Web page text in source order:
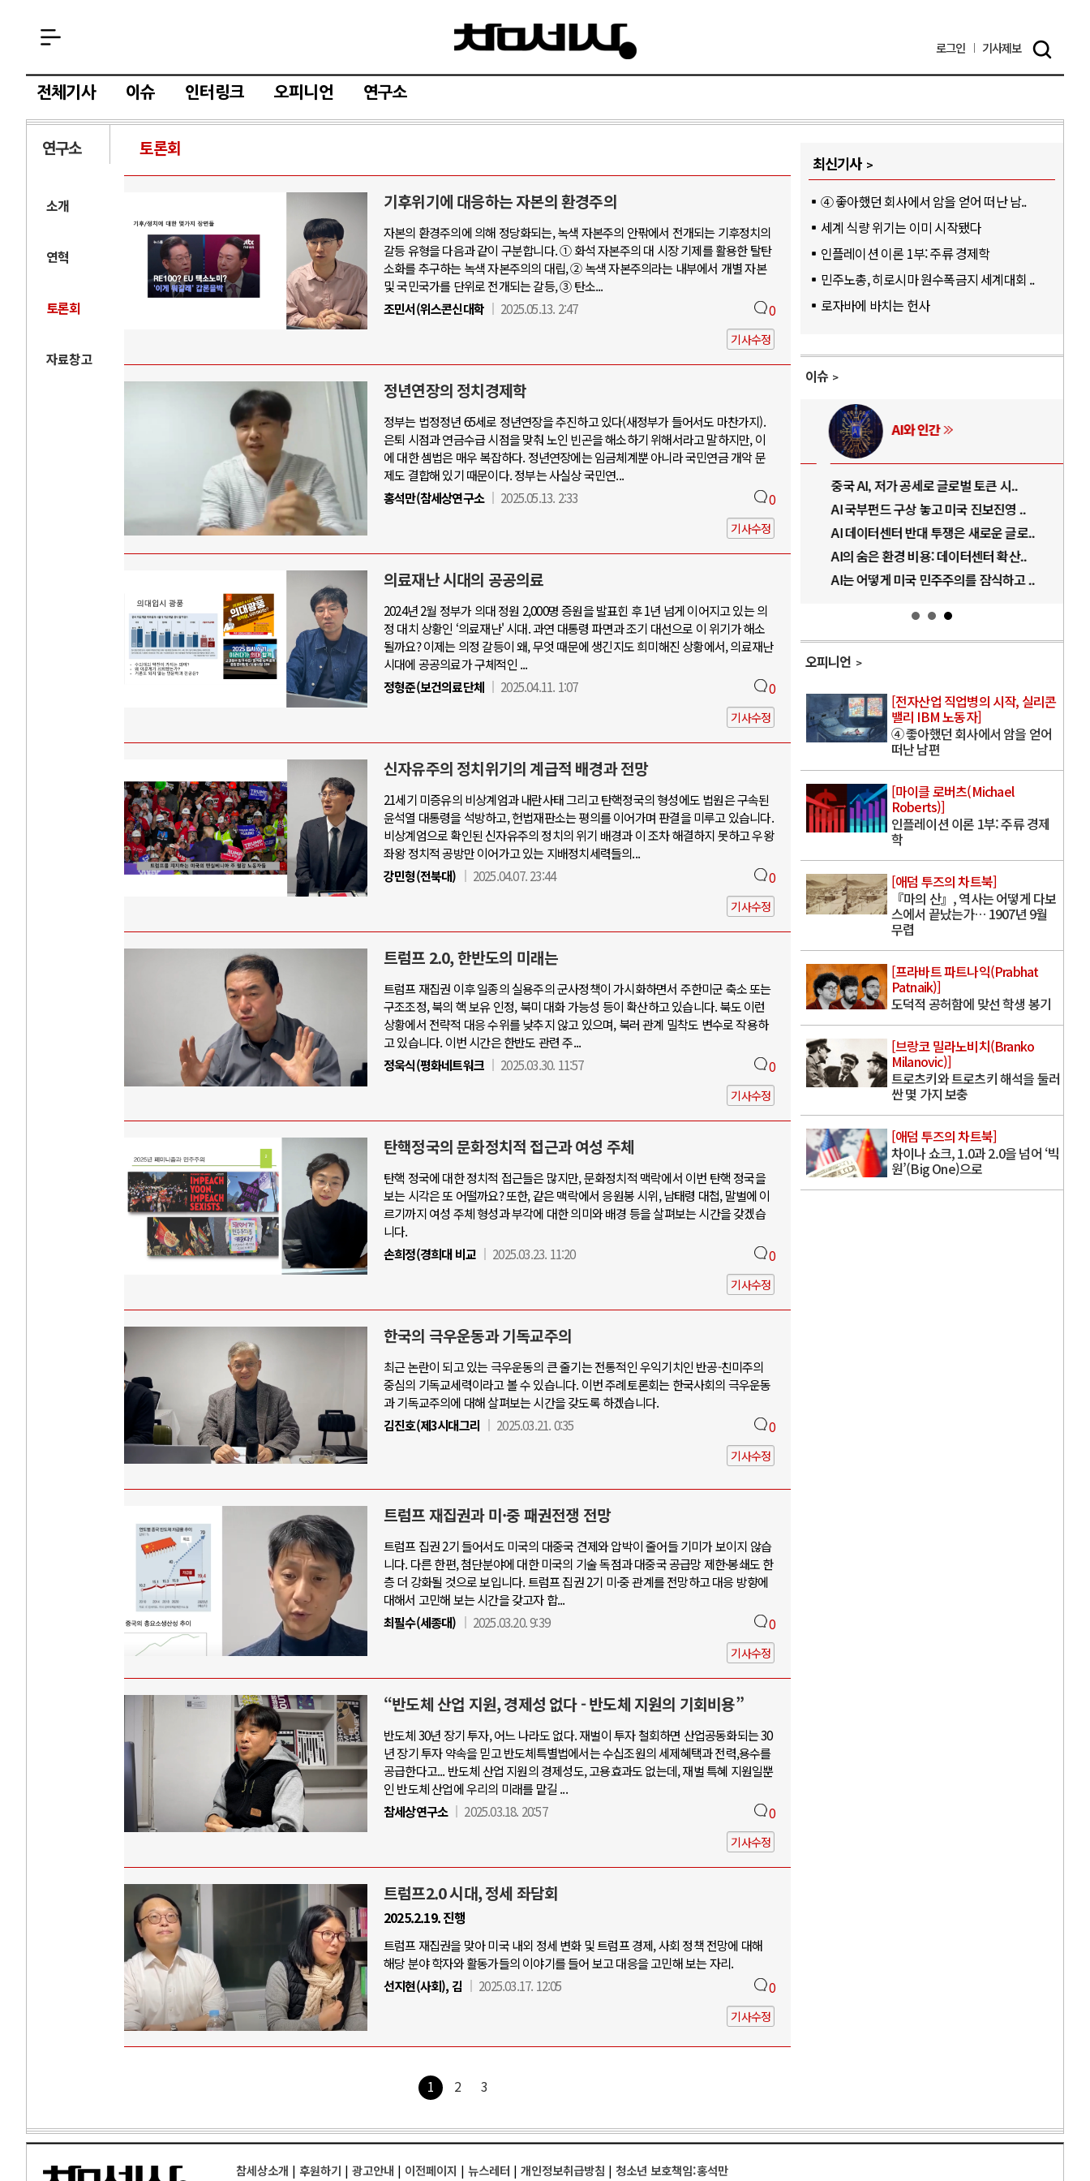
로그인 기사제보
전체기사 이슈 인터링크 오피니언 연구소
연구소 토론회
소개
연혁
토론회
자료창고
기후위기에 대응하는 자본의 환경주의
자본의 환경주의에 의해 정당화되는, 녹색 자본주의 안팎에서 전개되는 기후정치의
갈등 유형을 다음과 같이 구분합니다. ① 화석 자본주의 대 시장 기제를 활용한 탈탄
소화를 추구하는 녹색 자본주의의 대립, ② 녹색 자본주의라는 내부에서 개별 자본
및 국민국가를 단위로 전개되는 갈등, ③ 탄소...
조민서(위스콘신대학
2025.05.13. 2:47 0
기사수정
정년연장의 정치경제학
정부는 법정정년 65세로 정년연장을 추진하고 있다(새정부가 들어서도 마찬가지).
은퇴 시점과 연금수급 시점을 맞춰 노인 빈곤을 해소하기 위해서라고 말하지만, 이
에 대한 셈법은 매우 복잡하다. 정년연장에는 임금체계뿐 아니라 국민연금 개악 문
제도 결합해 있기 때문이다. 정부는 사실상 국민연...
홍석만(참세상연구소
2025.05.13. 2:33 0
기사수정
의료재난 시대의 공공의료
2024년 2월 정부가 의대 정원 2,000명 증원을 발표힌 후 1년 넘게 이어지고 있는 의
정 대치 상황인 ‘의료재난' 시대. 과연 대통령 파면과 조기 대선으로 이 위기가 해소
될까요? 이제는 의정 갈등이 왜, 무엇 때문에 생긴지도 희미해진 상황에서, 의료재난
시대에 공공의료가 구체적인 ...
정형준(보건의료단체
2025.04.11. 1:07 0
기사수정
신자유주의 정치위기의 계급적 배경과 전망
21세기 미증유의 비상계엄과 내란사태 그리고 탄핵정국의 형성에도 법원은 구속된
윤석열 대통령을 석방하고, 헌법재판소는 평의를 이어가며 판결을 미루고 있습니다.
비상계엄으로 확인된 신자유주의 정치의 위기 배경과 이 조차 해결하지 못하고 우왕
좌왕 정치적 공방만 이어가고 있는 지배정치세력들의...
강민형(전북대)
2025.04.07. 23:44 0
기사수정
트럼프 2.0, 한반도의 미래는
트럼프 재집권 이후 일종의 실용주의 군사정책이 가시화하면서 주한미군 축소 또는
구조조정, 북의 핵 보유 인정, 북미 대화 가능성 등이 확산하고 있습니다. 북도 이런
상황에서 전략적 대응 수위를 낮추지 않고 있으며, 북러 관계 밀착도 변수로 작용하
고 있습니다. 이번 시간은 한반도 관련 주...
정욱식(평화네트워크
2025.03.30. 11:57 0
기사수정
탄핵정국의 문화정치적 접근과 여성 주체
탄핵 정국에 대한 정치적 접근들은 많지만, 문화정치적 맥락에서 이번 탄핵 정국을
보는 시각은 또 어떨까요? 또한, 같은 맥락에서 응원봉 시위, 남태령 대첩, 말벌에 이
르기까지 여성 주체 형성과 부각에 대한 의미와 배경 등을 살펴보는 시간을 갖겠습
니다.
손희정(경희대 비교
2025.03.23. 11:20 0
기사수정
한국의 극우운동과 기독교주의
최근 논란이 되고 있는 극우운동의 큰 줄기는 전통적인 우익기치인 반공-친미주의
중심의 기독교세력이라고 볼 수 있습니다. 이번 주례토론회는 한국사회의 극우운동
과 기독교주의에 대해 살펴보는 시간을 갖도록 하겠습니다.
김진호(제3시대그리
2025.03.21. 0:35 0
기사수정
트럼프 재집권과 미·중 패권전쟁 전망
트럼프 집권 2기 들어서도 미국의 대중국 견제와 압박이 줄어들 기미가 보이지 않습
니다. 다른 한편, 첨단분야에 대한 미국의 기술 독점과 대중국 공급망 제한·봉쇄도 한
층 더 강화될 것으로 보입니다. 트럼프 집권 2기 미·중 관계를 전망하고 대응 방향에
대해서 고민해 보는 시간을 갖고자 합...
최필수(세종대)
2025.03.20. 9:39 0
기사수정
“반도체 산업 지원, 경제성 없다 - 반도체 지원의 기회비용”
반도체 30년 장기 투자, 어느 나라도 없다. 재벌이 투자 철회하면 산업공동화되는 30
년 장기 투자 약속을 믿고 반도체특별법에서는 수십조원의 세제혜택과 전력,용수를
공급한다고... 반도체 산업 지원의 경제성도, 고용효과도 없는데, 재벌 특혜 지원일뿐
인 반도체 산업에 우리의 미래를 맡길 ...
참세상연구소
2025.03.18. 20:57 0
기사수정
트럼프2.0 시대, 정세 좌담회
2025.2.19. 진행
트럼프 재집권을 맞아 미국 내외 정세 변화 및 트럼프 경제, 사회 정책 전망에 대해
해당 분야 학자와 활동가들의 이야기를 들어 보고 대응을 고민해 보는 자리.
선지현(사회), 김
2025.03.17. 12:05 0
기사수정
1 2 3
최신기사
④ 좋아했던 회사에서 암을 얻어 떠난 남..
세계 식량 위기는 이미 시작됐다
인플레이션 이론 1부: 주류 경제학
민주노총, 히로시마 원수폭금지 세계대회 ..
로자바에 바치는 헌사
이슈
중국 AI, 저가 공세로 글로벌 토큰 시..
AI 국부펀드 구상 놓고 미국 진보진영 ..
AI 데이터센터 반대 투쟁은 새로운 글로..
AI의 숨은 환경 비용: 데이터센터 확산..
러시아-우크라이나 전쟁
전쟁의 추상화: 우크라이나, 대리전의 역..
EU·우크라이나 드론 협력 직후, 러시아..
나토, 우크라 군사지원 2027년까지 공..
우크라이나, 덴마크, 에스토니아, 네덜란..
러·우크라, 대규모 공습 주고받아…민간 ..
중동 위기
호르무즈 갈등 격화, 트럼프 정치·경제 ..
호르무즈 해협 통행료를 철회한 트럼프
이란, 호르무즈 해협 봉쇄 선택한 배경
트럼프, 이란 압박수단 한계 직면
AI와 인간
중국 AI, 저가 공세로 글로벌 토큰 시..
AI 국부펀드 구상 놓고 미국 진보진영 ..
AI 데이터센터 반대 투쟁은 새로운 글로..
AI의 숨은 환경 비용: 데이터센터 확산..
AI는 어떻게 미국 민주주의를 잠식하고 ..
오피니언
[전자산업 직업병의 시작, 실리콘
밸리 IBM 노동자]
④ 좋아했던 회사에서 암을 얻어
떠난 남편
[마이클 로버츠(Michael
Roberts)]
인플레이션 이론 1부: 주류 경제
학
[애덤 투즈의 차트북]
『마의 산』, 역사는 어떻게 다보
스에서 끝났는가… 1907년 9월
무렵
[프라바트 파트나익(Prabhat
Patnaik)]
도덕적 공허함에 맞선 학생 봉기
[브랑코 밀라노비치(Branko
Milanovic)]
트로츠키와 트로츠키 해석을 둘러
싼 몇 가지 보충
[애덤 투즈의 차트북]
차이나 쇼크, 1.0과 2.0을 넘어 ‘빅
원’(Big One)으로
참세상소개 | 후원하기 | 광고안내 | 이전페이지 | 뉴스레터 | 개인정보취급방침 | 청소년 보호책임:홍석만